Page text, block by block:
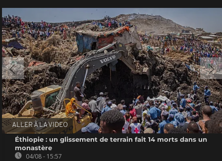
ALLER À LA VIDEO
Éthiopie : un glissement de terrain fait 14 morts dans un
monastère
04/08 - 15:57